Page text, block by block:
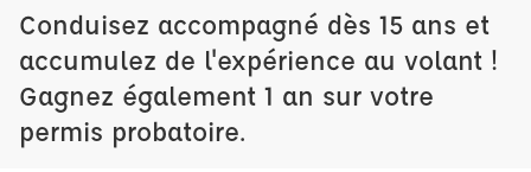
Conduisez accompagné dès 15 ans et
accumulez de l'expérience au volant !
Gagnez également 1 an sur votre
permis probatoire.